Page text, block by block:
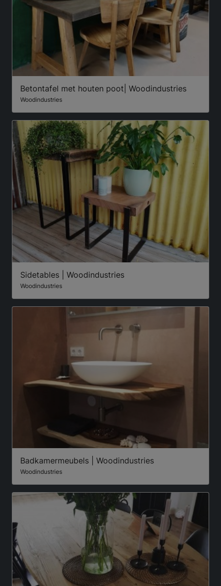
Betontafel met houten poot| Woodindustries
Woodindustries
Sidetables | Woodindustries
Woodindustries
Badkamermeubels | Woodindustries
Woodindustries